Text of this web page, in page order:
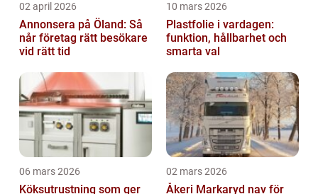
02 april 2026
Annonsera på Öland: Så
når företag rätt besökare
vid rätt tid
10 mars 2026
Plastfolie i vardagen:
funktion, hållbarhet och
smarta val
06 mars 2026
Köksutrustning som ger
02 mars 2026
Åkeri Markaryd nav för